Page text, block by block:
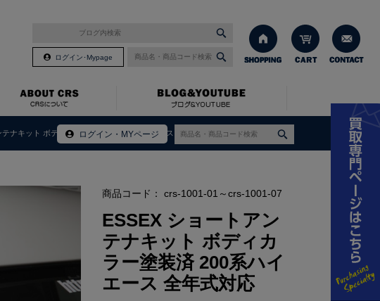
ログイン･Mypage
ログイン・MYページ
テナキット ボディカラー塗装済 200系ハイエース 全年式対応
商品コード： crs-1001-01～crs-1001-07
ESSEX ショートアン
テナキット ボディカ
ラー塗装済 200系ハイ
エース 全年式対応